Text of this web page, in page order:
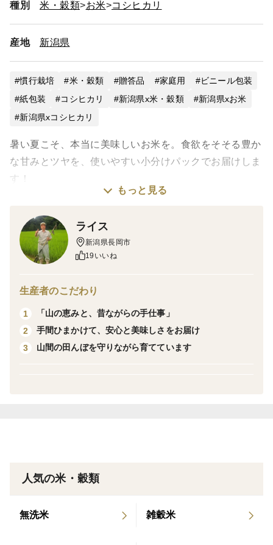
種別 米・穀類 お米 コシヒカリ
産地 新潟県
慣行栽培 米・穀類 贈答品 家庭用
ビニール包装
紙包装
コシヒカリ 新潟県x米・穀類
新潟県xお米
新潟県xコシヒカリ
暑い夏こそ、本当に美味しいお米を。食欲をそそる豊か
な甘みとツヤを、使いやすい小分けパックでお届けしま
す！
尾地域の豊かな自然の中でお米を作っている「ライス」
です。
​新米の秋が近づく7月ですが、我が家の保冷庫で大切に
います。
実は、本当に美味しいコシヒカリの真価が問われるのは
「暑い夏」なんです。
と、その違いに驚いていただけるはずです。
お米の美味しさを損なわないよう、あえて2kgずつの小
もっと見る
ライス
新潟県長岡市
19いいね
生産者のこだわり
1
「山の恵みと、昔ながらの手仕事」
2
手間ひまかけて、安心と美味しさをお届け
3
山間の田んぼを守りながら育てています
人気の米・穀類
無洗米 雑穀米